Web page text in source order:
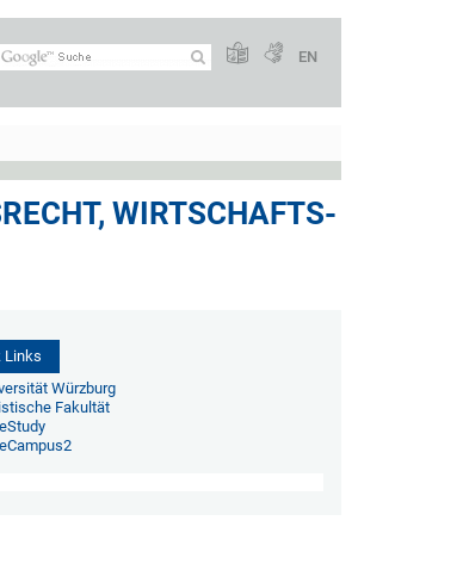
EN
WIRTSCHAFTS-
Links
Würzburg
Fakultät